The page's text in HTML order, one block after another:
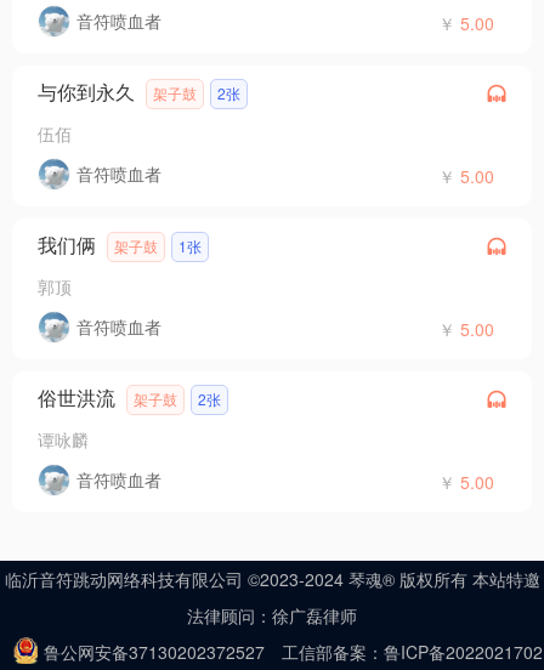
音符喷血者
￥ 5.00
与你到永久 架子鼓 2张
伍佰
音符喷血者
￥ 5.00
我们俩 架子鼓 1张
郭顶
音符喷血者
￥ 5.00
俗世洪流 架子鼓 2张
谭咏麟
音符喷血者
￥ 5.00
临沂音符跳动网络科技有限公司 ©2023-2024 琴魂® 版权所有 本站特邀
法律顾问：徐广磊律师
鲁公网安备37130202372527
工信部备案：鲁ICP备2022021702